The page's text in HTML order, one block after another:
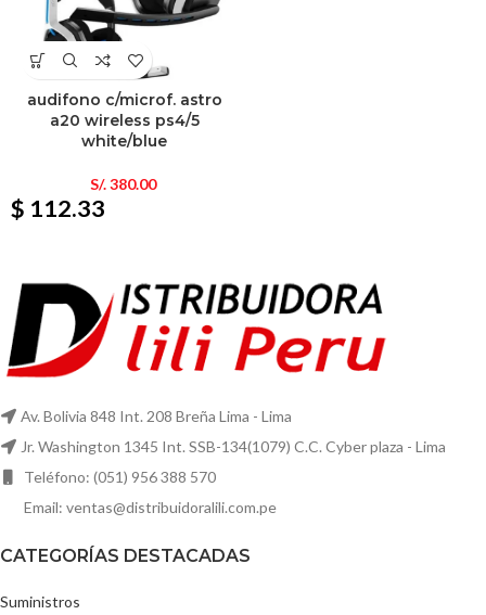
audifono c/microf. astro
a20 wireless ps4/5
white/blue
S/.380.00
$ 112.33
Av. Bolivia 848 Int. 208 Breña Lima - Lima
Jr. Washington 1345 Int. SSB-134(1079) C.C. Cyber plaza - Lima
Teléfono: (051) 956 388 570
Email: ventas@distribuidoralili.com.pe
CATEGORÍAS DESTACADAS
Suministros